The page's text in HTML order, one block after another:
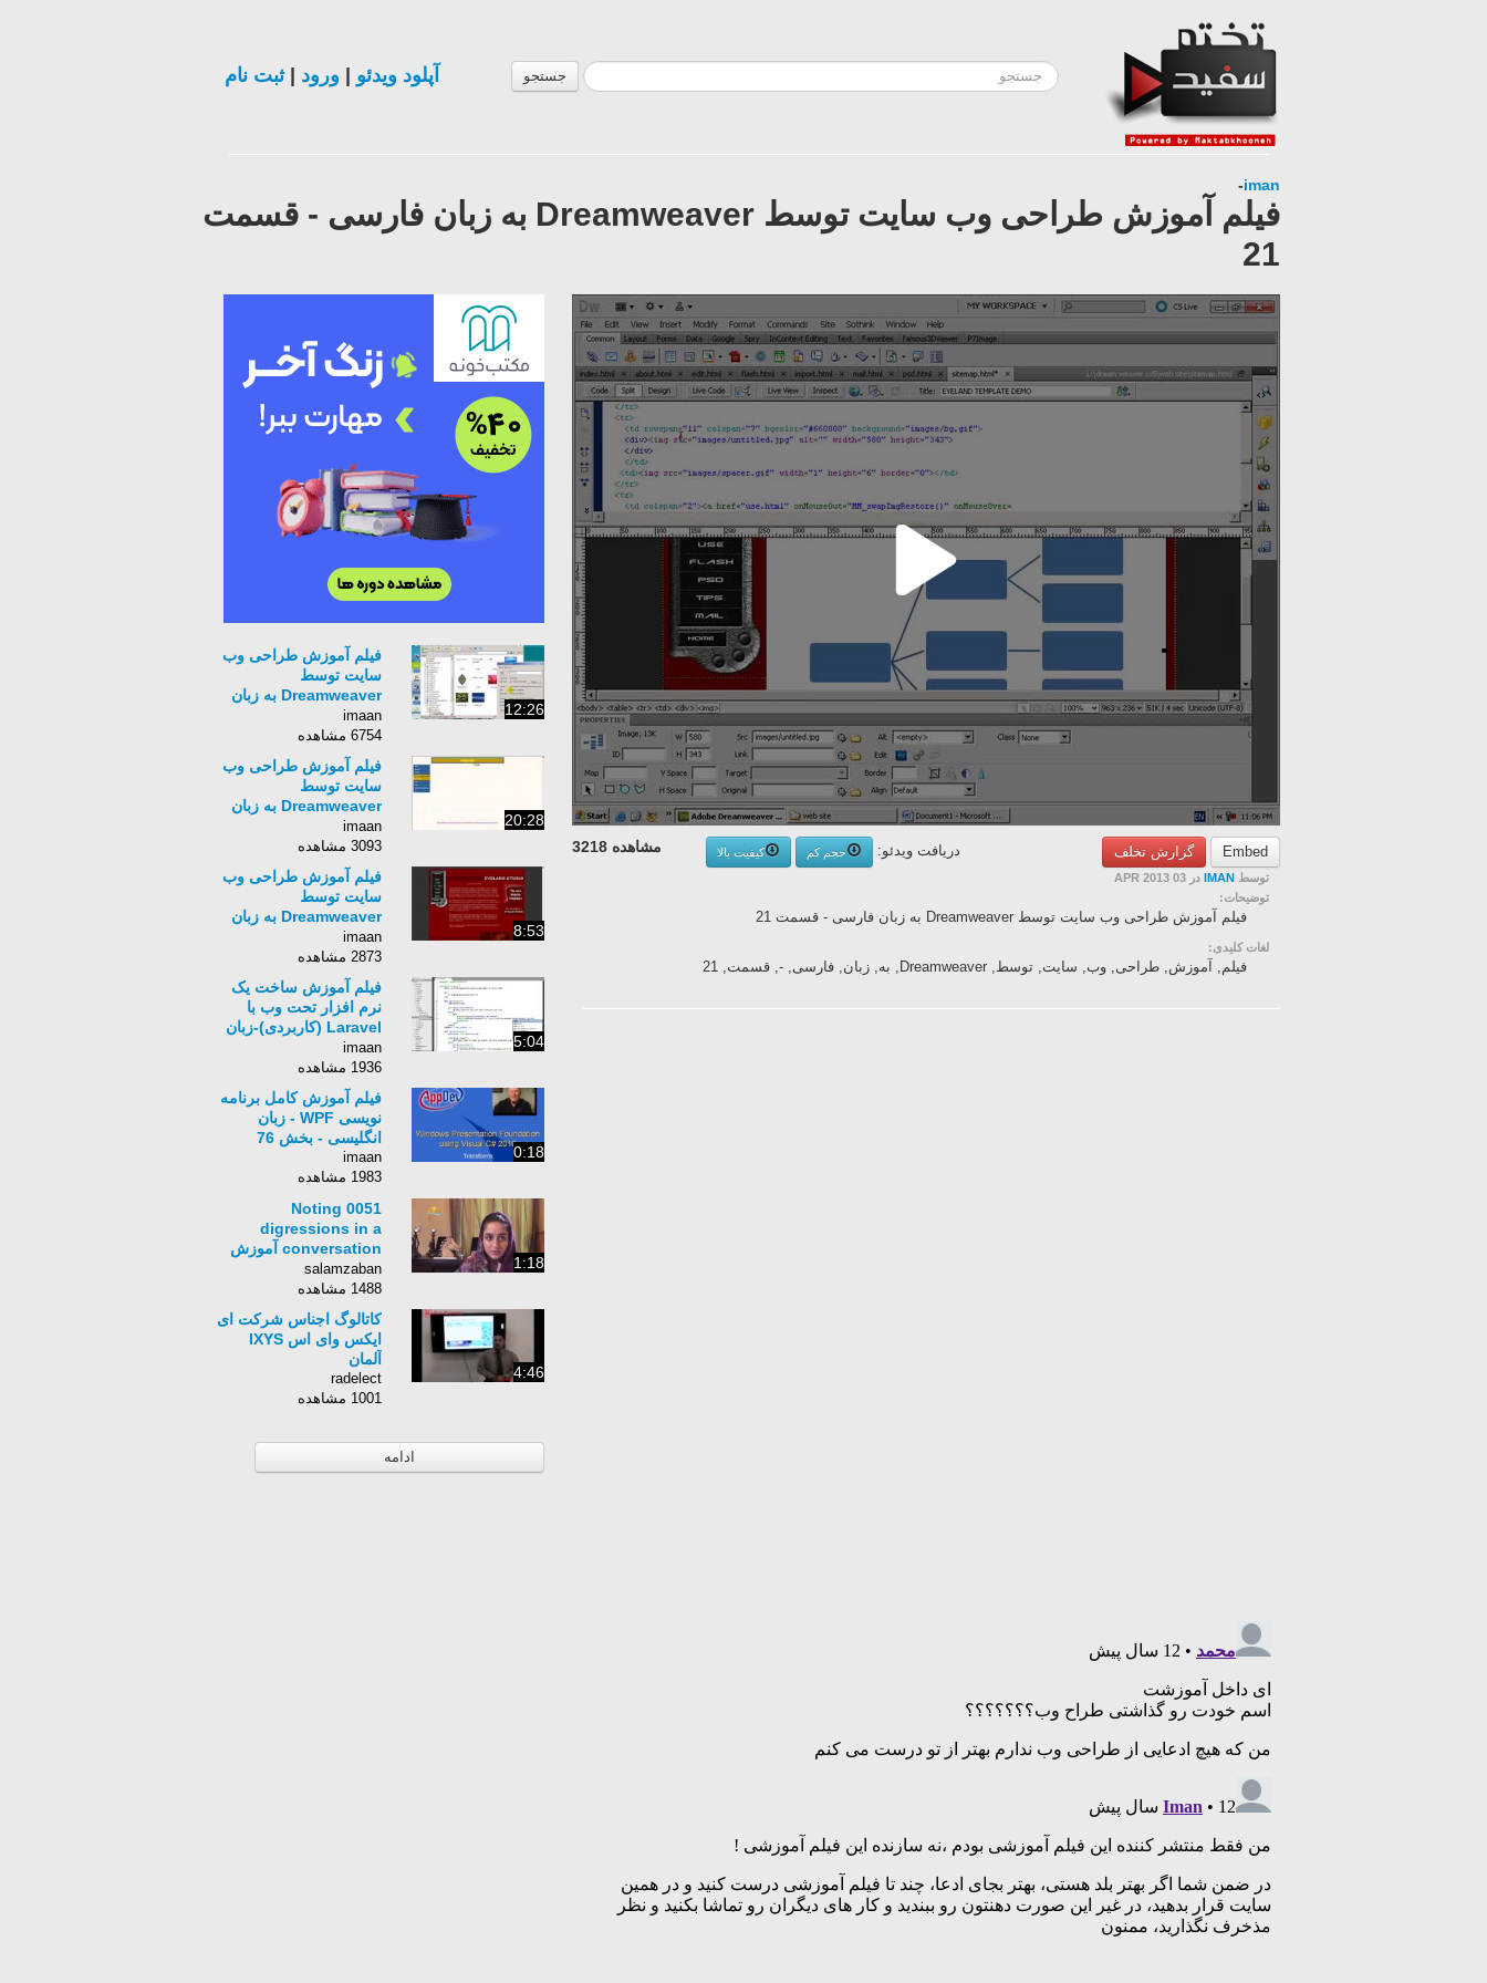
جستجو آپلود ویدئو ورود |ثبت نام
iman
-
فیلم آموزش طراحی وب سایت توسط Dreamweaver به زبان فارسی - قسمت
21
Embed گزارش تخلف مشاهده 3218 دریافت ویدئو: حجم کم
کیفیت بالا
توسط IMAN در 03 APR 2013
توضیحات:
فیلم آموزش طراحی وب سایت توسط Dreamweaver به زبان فارسی - قسمت 21
لغات کلیدی:
فیلم, آموزش, طراحی, وب, سایت, توسط, Dreamweaver, به, زبان, فارسی, -, قسمت, 21
12:26
فیلم آموزش طراحی وب
سایت توسط
Dreamweaver به زبان
فارسی - قسمت 20
imaan
6754 مشاهده
20:28
فیلم آموزش طراحی وب
سایت توسط
Dreamweaver به زبان
فارسی - قسمت 22
imaan
3093 مشاهده
8:53
فیلم آموزش طراحی وب
سایت توسط
Dreamweaver به زبان
فارسی - قسمت 23
imaan
2873 مشاهده
5:04
فیلم آموزش ساخت یک
نرم افزار تحت وب با
Laravel (کاربردی)-زبان
انگلیسی - بخش 22
imaan
1936 مشاهده
0:18
فیلم آموزش کامل برنامه
نویسی WPF - زبان
انگلیسی - بخش 76
imaan
1983 مشاهده
1:18
0051 Noting
digressions in a
conversation آموزش
زبان انگلیسی
salamzaban
1488 مشاهده
4:46
کاتالوگ اجناس شرکت ای
ایکس وای اس IXYS
آلمان
radelect
1001 مشاهده
ادامه